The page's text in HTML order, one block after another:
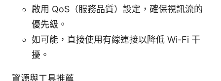
啟用 QoS（服務品質）設定，確保視訊流的
優先級。
如可能，直接使用有線連接以降低 Wi-Fi 干
擾。
資源與工具推薦